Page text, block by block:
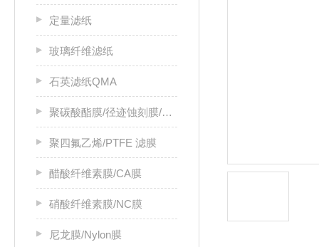
定量滤纸
玻璃纤维滤纸
石英滤纸QMA
聚碳酸酯膜/径迹蚀刻膜/PC膜
聚四氟乙烯/PTFE 滤膜
醋酸纤维素膜/CA膜
硝酸纤维素膜/NC膜
尼龙膜/Nylon膜